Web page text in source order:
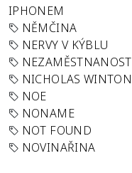
IPHONEM
NĚMČINA
NERVY V KÝBLU
NEZAMĚSTNANOST
NICHOLAS WINTON
NOE
NONAME
NOT FOUND
NOVINAŘINA